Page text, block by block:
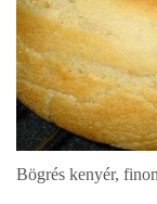
Bögrés kenyér,